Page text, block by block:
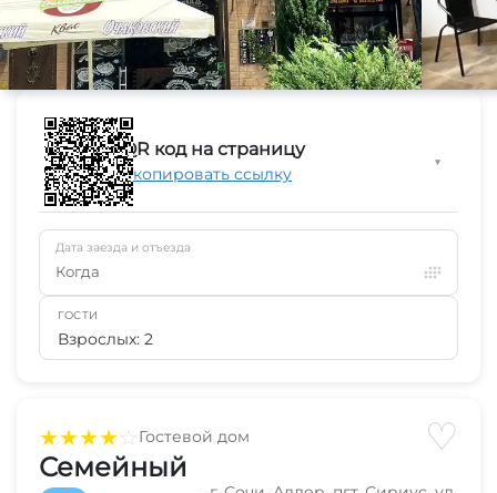
★★★★☆Гостевой дом ♡
Семейный
QR код на страницу
Скопировать ссылку
▼
Дата заезда и отъезда
Когда
ГОСТИ
Взрослых: 2